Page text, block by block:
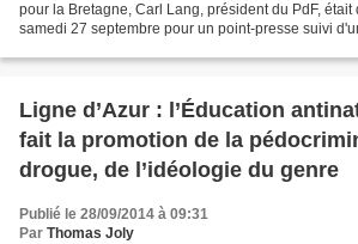
pour la Bretagne, Carl Lang, président du PdF, était
samedi 27 septembre pour un point-presse suivi
Ligne d’Azur : l’Éducation
fait la promotion de la
drogue, de l’idéologie du genre
Publié le 28/09/2014 à 09:31
Par Thomas Joly